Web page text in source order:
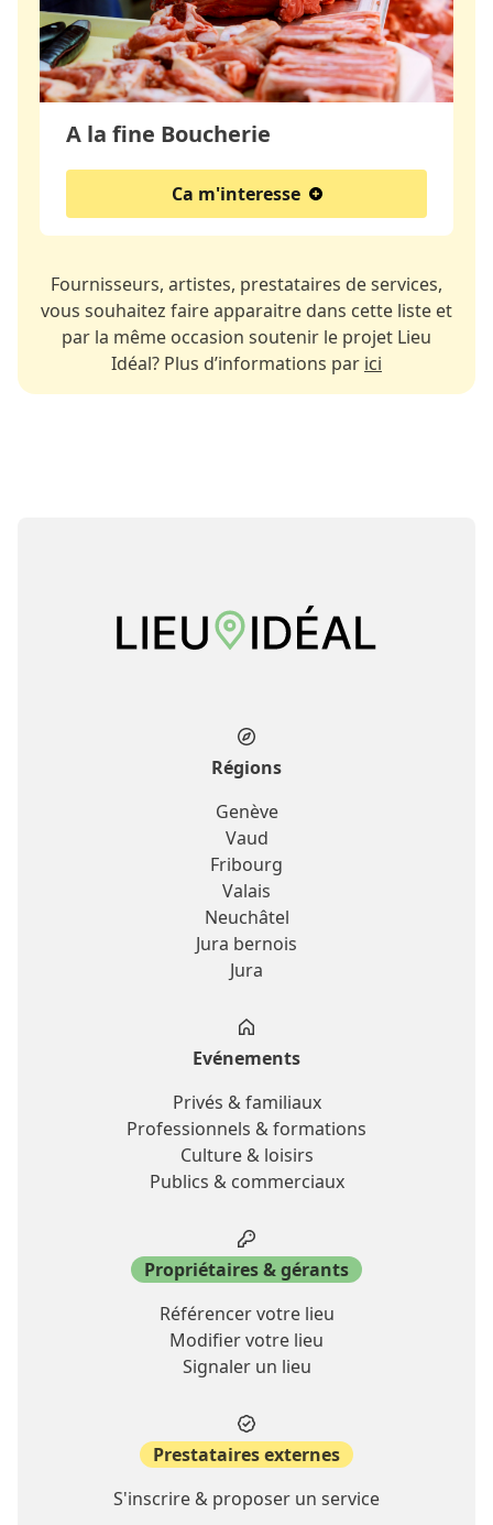
A la fine Boucherie
Ca m'interesse
Fournisseurs, artistes, prestataires de services,
vous souhaitez faire apparaitre dans cette liste et
par la même occasion soutenir le projet Lieu
Idéal? Plus d’informations par ici
Régions
Genève
Vaud
Fribourg
Valais
Neuchâtel
Jura bernois
Jura
Evénements
Privés & familiaux
Professionnels & formations
Culture & loisirs
Publics & commerciaux
Propriétaires & gérants
Référencer votre lieu
Modifier votre lieu
Signaler un lieu
Prestataires externes
S'inscrire & proposer un service